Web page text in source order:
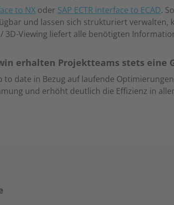
to NX oder SAP ECTR interface to ECAD.
und lassen sich strukturiert verwalten,
/ 3D-Viewing liefert alle benötigten
erhalten Projektteams stets eine
date in Bezug auf laufende
und erhöht deutlich die Effizienz in